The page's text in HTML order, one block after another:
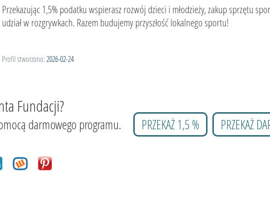
Przekazując 1,5% podatku wspierasz rozwój dzieci i młodzieży, zakup sprzętu
udział w rozgrywkach. Razem budujemy przyszłość lokalnego sportu!
Profil stworzono: 2026-02-24
Fundacji?
darmowego programu. PRZEKAŻ 1,5 % PRZEKAŻ